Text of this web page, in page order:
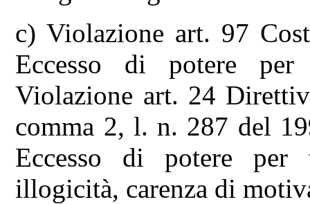
c) Violazione art. 97
Eccesso di potere per
Violazione art. 24
comma 2, l. n. 287 del
Eccesso di potere per
illogicità, carenza di